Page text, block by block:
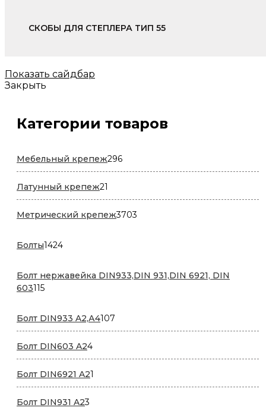
СКОБЫ ДЛЯ СТЕПЛЕРА ТИП 55
Показать сайдбар
Закрыть
Категории товаров
Мебельный крепеж296296
товаров
Латунный крепеж21
товар
Метрический крепеж3703
Болты14241424
Болт нержавейка DIN933,DIN 931,DIN 6921, DIN
603115115
Болт DIN933 A2,А4107
товаров
Болт DIN603 A244
товара
Болт DIN6921 A21
товар
Болт DIN931 A23